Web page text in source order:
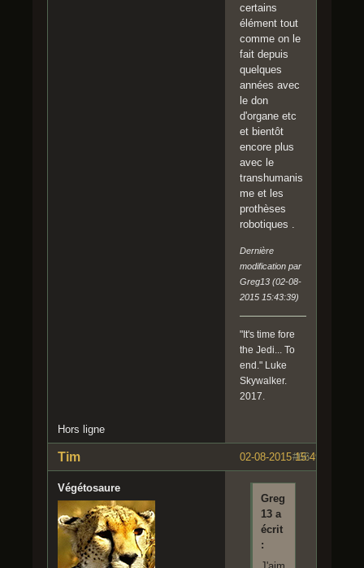
certains
élément tout
comme on le
fait depuis
quelques
années avec
le don
d'organe etc
et bientôt
encore plus
avec le
transhumanis
me et les
prothèses
robotiques .
Dernière
modification par
Greg13 (02-08-
2015 15:43:39)
"It's time fore
the Jedi... To
end." Luke
Skywalker.
2017.
Hors ligne
#66
02-08-2015 15:49:40
Tim
Végétosaure
Greg
13 a
écrit
: